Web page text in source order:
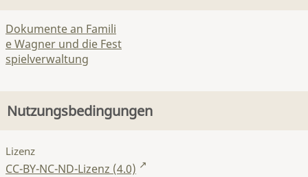
Dokumente an Famili
e Wagner und die Fest
spielverwaltung
Nutzungsbedingungen
Lizenz
CC-BY-NC-ND-Lizenz (4.0)